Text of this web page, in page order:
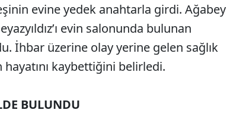
evine yedek anahtarla girdi. Ağabey
evin salonunda bulunan
İhbar üzerine olay yerine gelen sağlık
hayatını kaybettiğini belirledi.
BULUNDU